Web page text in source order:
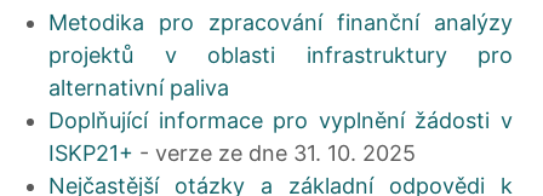
Metodika pro zpracování finanční analýzy
projektů v oblasti infrastruktury pro
alternativní paliva
Doplňující informace pro vyplnění žádosti v
ISKP21+ - verze ze dne 31. 10. 2025
Nejčastější otázky a základní odpovědi k